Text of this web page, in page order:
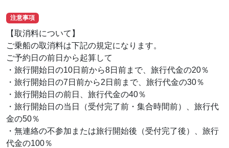
注意事項
【取消料について】
ご乗船の取消料は下記の規定になります。
ご予約日の前日から起算して
・旅行開始日の10日前から8日前まで、旅行代金の20％
・旅行開始日の7日前から2日前まで、旅行代金の30％
・旅行開始日の前日、旅行代金の40％
・旅行開始日の当日（受付完了前・集合時間前）、旅行代
金の50％
・無連絡の不参加または旅行開始後（受付完了後）、旅行
代金の100％